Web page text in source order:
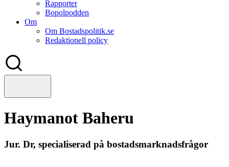
Rapporter
Bopolpodden
Om
Om Bostadspolitik.se
Redaktionell policy
Haymanot Baheru
Jur. Dr, specialiserad på bostadsmarknadsfrågor